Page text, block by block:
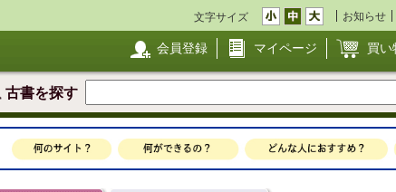
文字サイズ お知らせ
会員登録 マイページ 買い
古書を探す